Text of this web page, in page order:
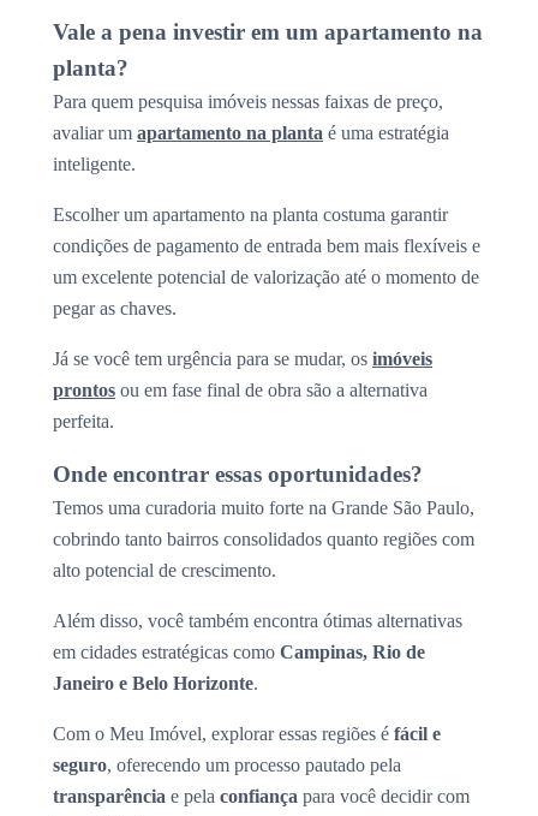
Vale a pena investir em um apartamento na
planta?
Para quem pesquisa imóveis nessas faixas de preço,
avaliar um apartamento na planta é uma estratégia
inteligente.
Escolher um apartamento na planta costuma garantir
condições de pagamento de entrada bem mais flexíveis e
um excelente potencial de valorização até o momento de
pegar as chaves.
Já se você tem urgência para se mudar, os imóveis
prontos ou em fase final de obra são a alternativa
perfeita.
Onde encontrar essas oportunidades?
Temos uma curadoria muito forte na Grande São Paulo,
cobrindo tanto bairros consolidados quanto regiões com
alto potencial de crescimento.
Além disso, você também encontra ótimas alternativas
em cidades estratégicas como Campinas, Rio de
Janeiro e Belo Horizonte.
Com o Meu Imóvel, explorar essas regiões é fácil e
seguro, oferecendo um processo pautado pela
transparência e pela confiança para você decidir com